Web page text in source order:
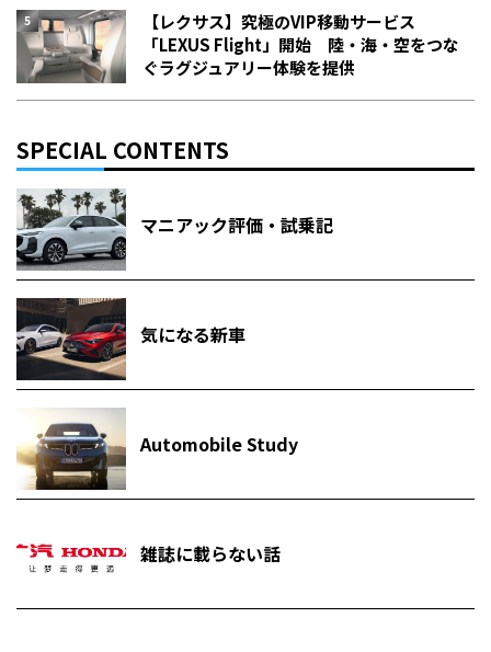
【レクサス】究極のVIP移動サービス
「LEXUS Flight」開始 陸・海・空をつな
ぐラグジュアリー体験を提供
SPECIAL CONTENTS
マニアック評価・試乗記
気になる新車
Automobile Study
雑誌に載らない話